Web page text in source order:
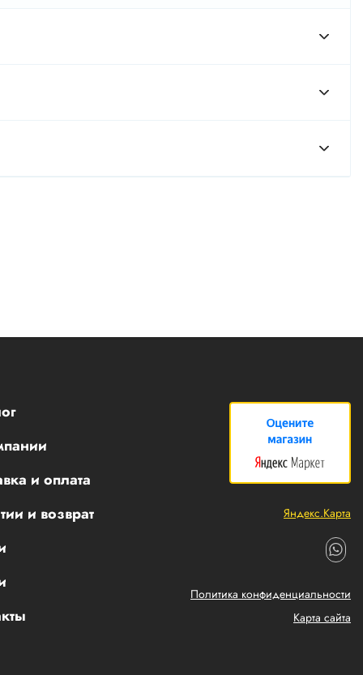
и оплата
и возврат
Яндекс.Карта
Политика конфиденциальности
Карта сайта